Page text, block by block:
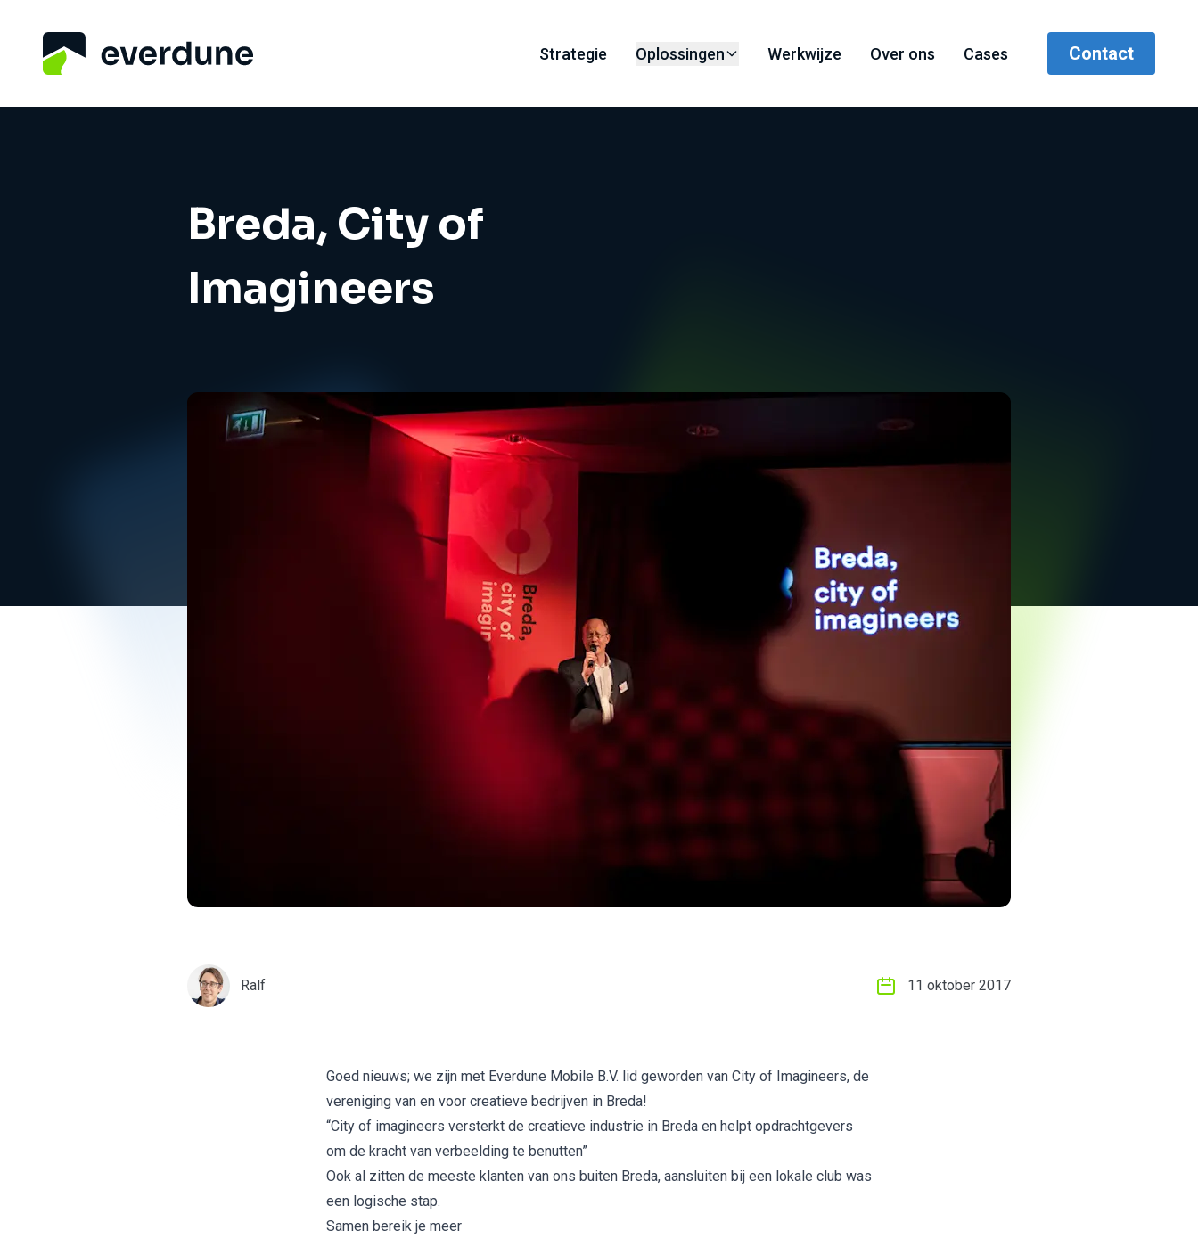
Strategie Oplossingen Werkwijze Over ons Cases Contact
Breda, City of
Imagineers
Ralf 11 oktober 2017
Goed nieuws; we zijn met Everdune Mobile B.V. lid geworden van City of Imagineers, de
vereniging van en voor creatieve bedrijven in Breda!
“City of imagineers versterkt de creatieve industrie in Breda en helpt opdrachtgevers
om de kracht van verbeelding te benutten”
Ook al zitten de meeste klanten van ons buiten Breda, aansluiten bij een lokale club was
een logische stap.
Samen bereik je meer